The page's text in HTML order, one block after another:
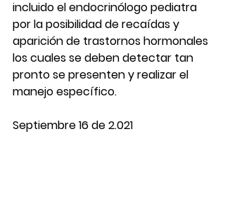
incluido el endocrinólogo pediatra
por la posibilidad de recaídas y
aparición de trastornos hormonales
los cuales se deben detectar tan
pronto se presenten y realizar el
manejo específico.
Septiembre 16 de 2.021